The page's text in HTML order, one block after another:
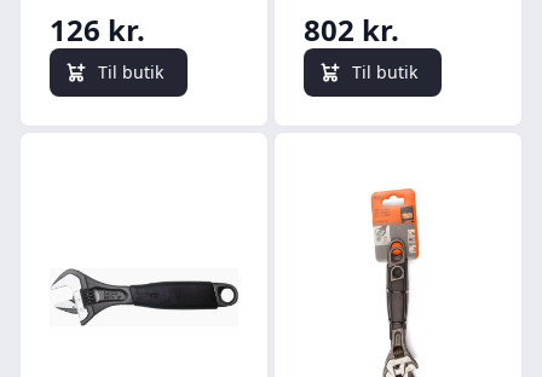
126 kr.
Til butik
802 kr.
Til butik